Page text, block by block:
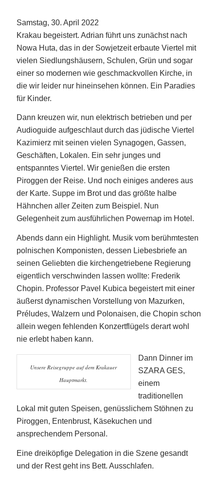
Samstag, 30. April 2022
Krakau begeistert. Adrian führt uns zunächst nach
Nowa Huta, das in der Sowjetzeit erbaute Viertel mit
vielen Siedlungshäusern, Schulen, Grün und sogar
einer so modernen wie geschmackvollen Kirche, in
die wir leider nur hineinsehen können. Ein Paradies
für Kinder.
Dann kreuzen wir, nun elektrisch betrieben und per
Audioguide aufgeschlaut durch das jüdische Viertel
Kazimierz mit seinen vielen Synagogen, Gassen,
Geschäften, Lokalen. Ein sehr junges und
entspanntes Viertel. Wir genießen die ersten
Piroggen der Reise. Und noch einiges anderes aus
der Karte. Suppe im Brot und das größte halbe
Hähnchen aller Zeiten zum Beispiel. Nun
Gelegenheit zum ausführlichen Powernap im Hotel.
Abends dann ein Highlight. Musik vom berühmtesten
polnischen Komponisten, dessen Liebesbriefe an
seinen Geliebten die kirchengetriebene Regierung
eigentlich verschwinden lassen wollte: Frederik
Chopin. Professor Pavel Kubica begeistert mit einer
äußerst dynamischen Vorstellung von Mazurken,
Préludes, Walzern und Polonaisen, die Chopin schon
allein wegen fehlenden Konzertflügels derart wohl
nie erlebt haben kann.
Unsere Reisegruppe auf dem Krakauer
Hauptmarkt.
Dann Dinner im
SZARA GES,
einem
traditionellen
Lokal mit guten Speisen, genüsslichem Stöhnen zu
Piroggen, Entenbrust, Käsekuchen und
ansprechendem Personal.
Eine dreiköpfige Delegation in die Szene gesandt
und der Rest geht ins Bett. Ausschlafen.